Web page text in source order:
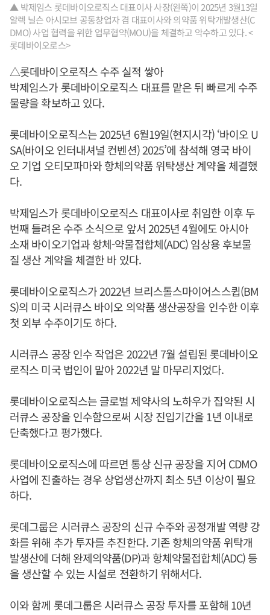
▲ 박제임스 롯데바이오로직스 대표이사 사장(왼쪽)이 2025년 3월13일
알렉 닐슨 아시모브 공동창업자 겸 대표이사와 의약품 위탁개발생산(C
DMO) 사업 협력을 위한 업무협약(MOU)을 체결하고 악수하고 있다. <
롯데바이오로스>
△롯데바이오로직스 수주 실적 쌓아
박제임스가 롯데바이오로직스 대표를 맡은 뒤 빠르게 수주
물량을 확보하고 있다.
롯데바이오로직스는 2025년 6월19일(현지시각) ‘바이오 U
SA(바이오 인터내셔널 컨벤션) 2025’에 참석해 영국 바이
오 기업 오티모파마와 항체의약품 위탁생산 계약을 체결했
다.
박제임스가 롯데바이오로직스 대표이사로 취임한 이후 두
번째 들려온 수주 소식으로 앞서 2025년 4월에도 아시아
소재 바이오기업과 항체-약물접합체(ADC) 임상용 후보물
질 생산 계약을 체결한 바 있다.
롯데바이오로직스가 2022년 브리스톨스마이어스스큅(BM
S)의 미국 시러큐스 바이오 의약품 생산공장을 인수한 이후
첫 외부 수주이기도 하다.
시러큐스 공장 인수 작업은 2022년 7월 설립된 롯데바이오
로직스 미국 법인이 맡아 2022년 말 마무리지었다.
롯데바이오로직스는 글로벌 제약사의 노하우가 집약된 시
러큐스 공장을 인수함으로써 시장 진입기간을 1년 이내로
단축했다고 평가했다.
롯데바이오로직스에 따르면 통상 신규 공장을 지어 CDMO
사업에 진출하는 경우 상업생산까지 최소 5년 이상이 필요
하다.
롯데그룹은 시러큐스 공장의 신규 수주와 공정개발 역량 강
화를 위해 추가 투자를 추진한다. 기존 항체의약품 위탁개
발생산에 더해 완제의약품(DP)과 항체약물접합체(ADC) 등
을 생산할 수 있는 시설로 전환하기 위해서다.
이와 함께 롯데그룹은 시러큐스 공장 투자를 포함해 10년